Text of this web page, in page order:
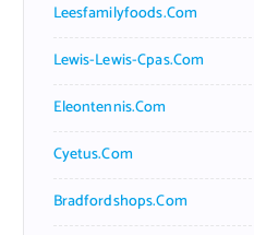
Leesfamilyfoods.com
Lewis-Lewis-Cpas.com
Eleontennis.com
Cyetus.com
Bradfordshops.com